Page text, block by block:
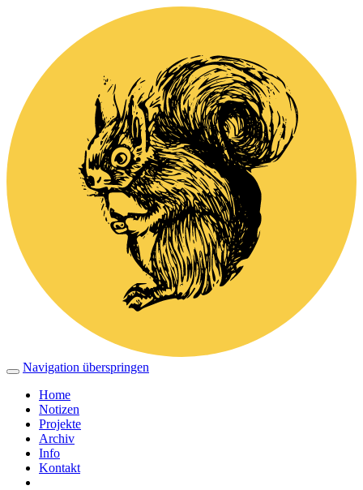
Navigation überspringen
Home
Notizen
Projekte
Archiv
Info
Kontakt